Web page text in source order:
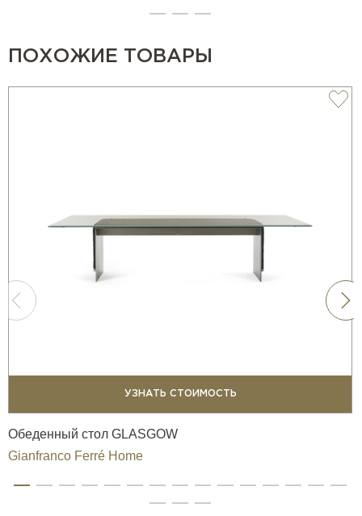
ПОХОЖИЕ ТОВАРЫ
УЗНАТЬ СТОИМОСТЬ
Обеденный стол GLASGOW
Gianfranco Ferré Home